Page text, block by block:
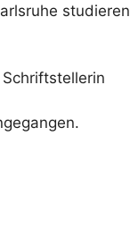
studieren